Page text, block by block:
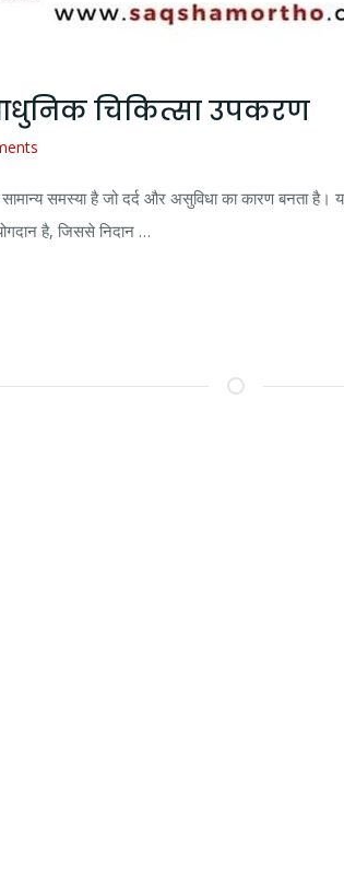
चिकित्सा उपकरण
समस्या है जो दर्द और असुविधा का कारण बनता है।
है, जिससे निदान …